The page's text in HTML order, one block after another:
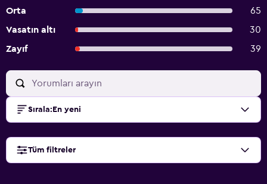
Orta
65
Vasatın altı
30
Zayıf
39
Sırala: En yeni
Tüm filtreler